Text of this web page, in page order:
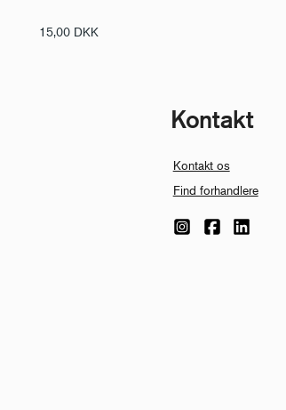
15,00 DKK
Kontakt
Kontakt os
Find forhandlere